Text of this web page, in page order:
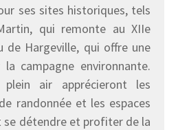
ses sites historiques, tels
qui remonte au XIIe
de Hargeville, qui offre une
campagne environnante.
air apprécieront les
randonnée et les espaces
détendre et profiter de la